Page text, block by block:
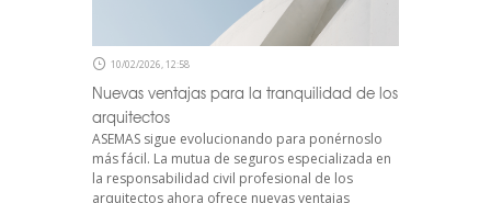
10/02/2026, 12:58
Nuevas ventajas para la tranquilidad de los
arquitectos
ASEMAS sigue evolucionando para ponérnoslo
más fácil. La mutua de seguros especializada en
la responsabilidad civil profesional de los
arquitectos ahora ofrece nuevas ventajas